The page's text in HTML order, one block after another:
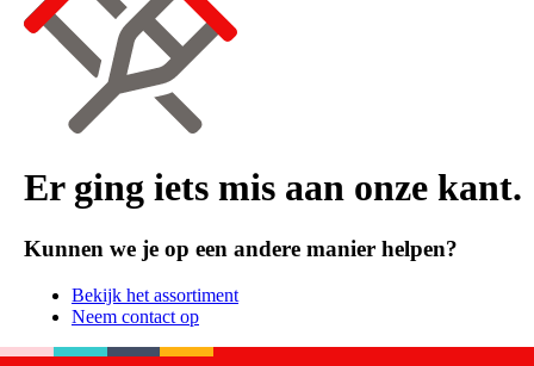
Er ging iets mis aan onze kant.
Kunnen we je op een andere manier helpen?
Bekijk het assortiment
Neem contact op